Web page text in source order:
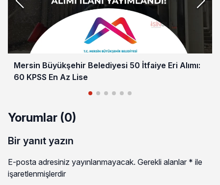
Mersin Büyükşehir Belediyesi 50 İtfaiye Eri Alımı:
60 KPSS En Az Lise
Yorumlar (0)
Bir yanıt yazın
E-posta adresiniz yayınlanmayacak. Gerekli alanlar * ile
işaretlenmişlerdir